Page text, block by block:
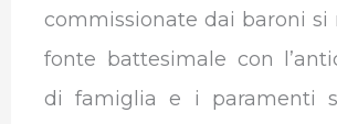
commissionate dai baroni si
fonte battesimale con
di famiglia e i paramenti